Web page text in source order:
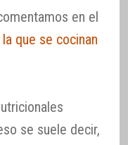
en el
que se cocinan
se suele decir,